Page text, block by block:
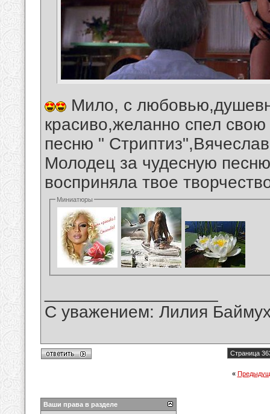
Мило, с
красиво,желанно спел
песню "
Молодец за чудесную
восприняла твое
Миниатюры
С уважением: Лилия
Страница
«
Ваши права в разделе